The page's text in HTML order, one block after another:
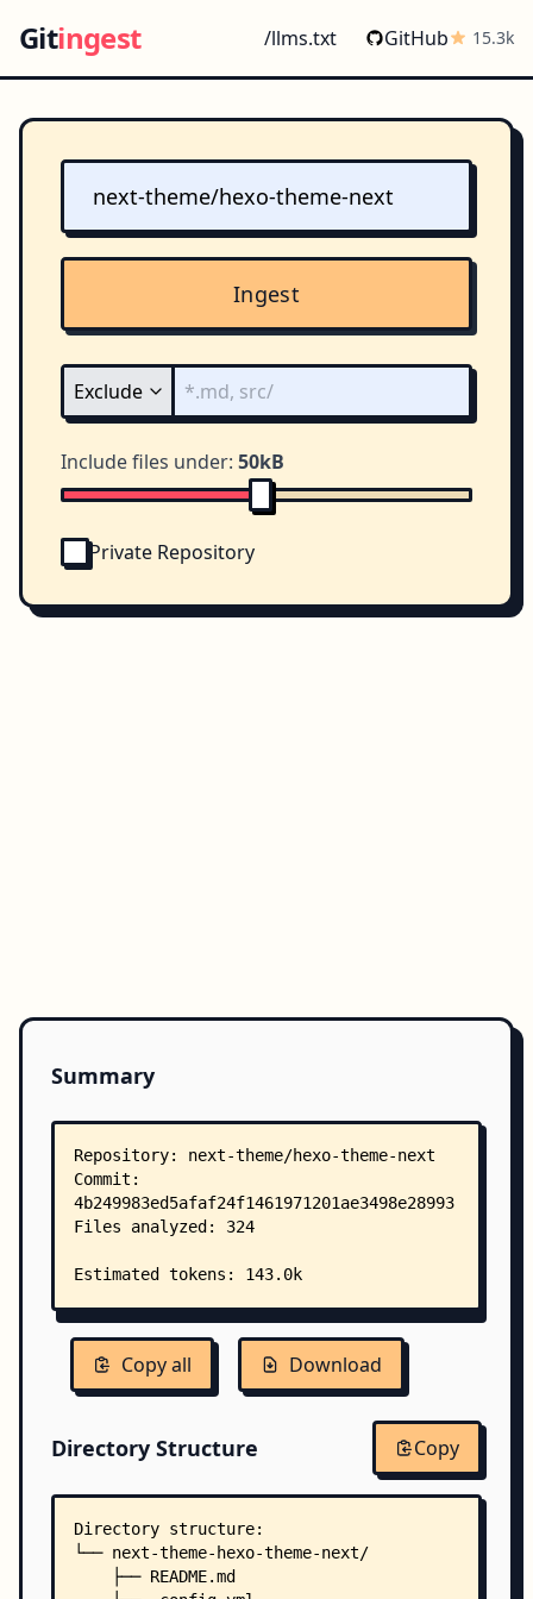
Gitingest /llms.txt GitHub 15.3k
Ingest
Include files under: 50kB
Private Repository
Summary
Copy all Download
Directory Structure Copy
Directory structure:
└── next-theme-hexo-theme-next/
    ├── README.md